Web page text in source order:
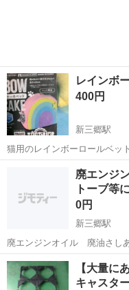
レインボ
400円
新三郷駅
猫用のレインボーロールベッ
します。隙間とかに置くと猫
いです。リラックマはつきま
三郷市
廃エンジ
トーブ等に
0円
新三郷駅
廃エンジンオイル 廃油さしあげます 4L缶に10本〜前
備関係の仕事をしていて、オ
ます 廃油ストーブ、その他作業にお使いください 埼玉県三郷市からに
なります 軽トラ...
埼玉 三郷市 新三郷駅
【大量
キャス